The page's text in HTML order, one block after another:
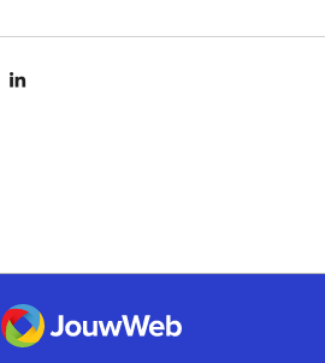
S
JouwWeb